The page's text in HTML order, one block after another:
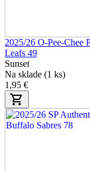
2025/26 O-Pee-Chee
Leafs 49
Sunset
Na sklade (1 ks)
1,95 €